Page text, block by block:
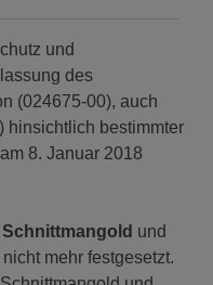
und
des
(024675-00), auch
hinsichtlich bestimmter
8. Januar 2018
Schnittmangold und
nicht mehr festgesetzt.